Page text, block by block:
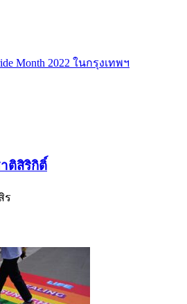
Month 2022 ในกรุงเทพฯ
ติสิริกิติ์
ร